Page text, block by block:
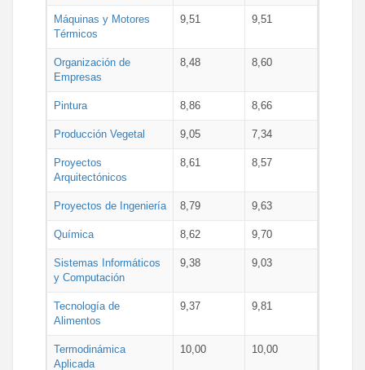
Máquinas y Motores
Térmicos
9,51 9,51
Organización de
Empresas
8,48 8,60
Pintura 8,86 8,66
Producción Vegetal 9,05 7,34
Proyectos
Arquitectónicos
8,61 8,57
Proyectos de Ingeniería 8,79 9,63
Química 8,62 9,70
Sistemas Informáticos
y Computación
9,38 9,03
Tecnología de
Alimentos
9,37 9,81
Termodinámica
Aplicada
10,00 10,00